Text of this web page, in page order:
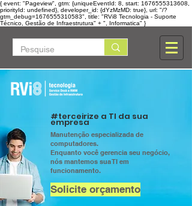
{ event: "Pageview", gtm: {uniqueEventId: 8, start: 1676555313608,
priorityId: undefined}, developer_id: {dYzMzMD: true}, url: "/?
gtm_debug=1676555310583", title: "RVi8 Tecnologia - Suporte
Técnico, Gestão de Infraestrutura" + ", Informatica" }
#terceirize a TI da sua
empresa
Manutenção especializada de
computadores.
Enquanto você gerencia seu negócio,
nós mantemos sua TI em
funcionamento.
Solicite orçamento